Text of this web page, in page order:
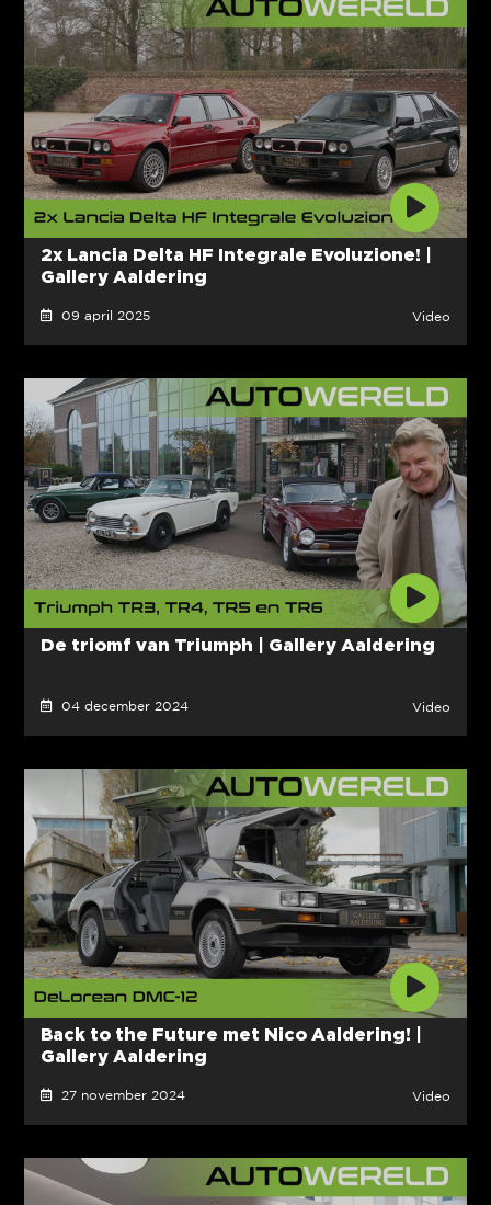
2x Lancia Delta HF Integrale Evoluzione! |
Gallery Aaldering
09 april 2025 Video
De triomf van Triumph | Gallery Aaldering
04 december 2024 Video
Back to the Future met Nico Aaldering! |
Gallery Aaldering
27 november 2024 Video